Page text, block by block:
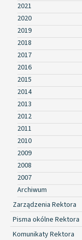
2021
2020
2019
2018
2017
2016
2015
2014
2013
2012
2011
2010
2009
2008
2007
Archiwum
Zarządzenia Rektora
Pisma okólne Rektora
Komunikaty Rektora